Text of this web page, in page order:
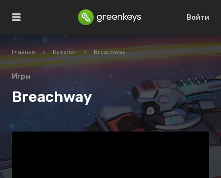
Войти
Главная > Каталог > Breachway
Игры
Breachway